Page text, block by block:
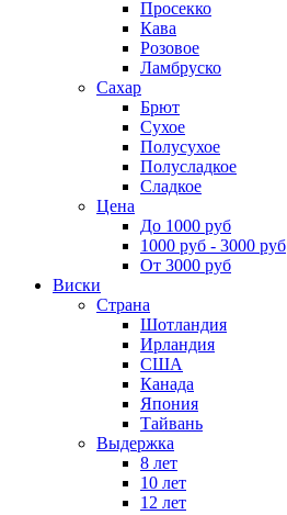
Просекко
Кава
Розовое
Ламбруско
Сахар
Брют
Сухое
Полусухое
Полусладкое
Сладкое
Цена
До 1000 руб
1000 руб - 3000 руб
От 3000 руб
Виски
Страна
Шотландия
Ирландия
США
Канада
Япония
Тайвань
Выдержка
8 лет
10 лет
12 лет